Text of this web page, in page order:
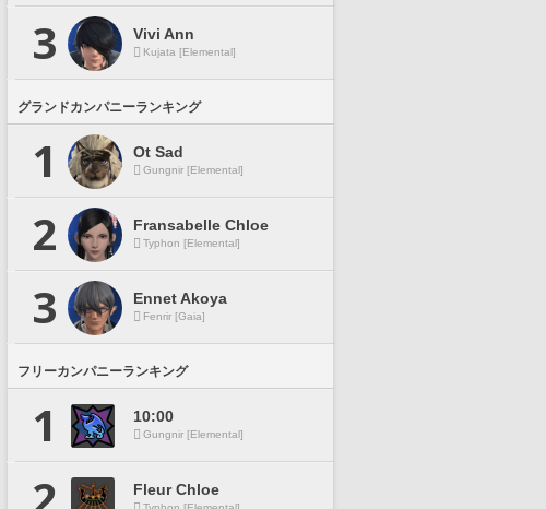
3 Vivi Ann
Kujata [Elemental]
グランドカンパニーランキング
1 Ot Sad
Gungnir [Elemental]
2 Fransabelle Chloe
Typhon [Elemental]
3 Ennet Akoya
Fenrir [Gaia]
フリーカンパニーランキング
1 10:00
Gungnir [Elemental]
Fleur Chloe